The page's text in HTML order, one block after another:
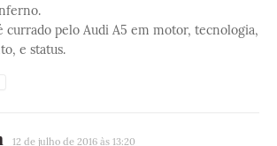
currado pelo Audi A5 em motor, tecnologia,
e status.
12 de julho de 2016 às 13:20